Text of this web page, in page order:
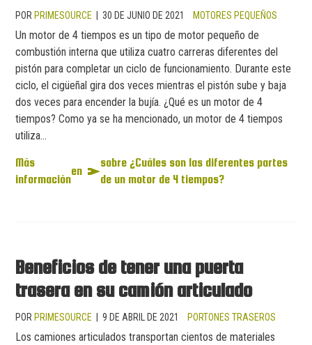
POR PRIMESOURCE 30 DE JUNIO DE 2021 MOTORES PEQUEÑOS
Un motor de 4 tiempos es un tipo de motor pequeño de
combustión interna que utiliza cuatro carreras diferentes del
pistón para completar un ciclo de funcionamiento. Durante este
ciclo, el cigüeñal gira dos veces mientras el pistón sube y baja
dos veces para encender la bujía. ¿Qué es un motor de 4
tiempos? Como ya se ha mencionado, un motor de 4 tiempos
utiliza...
Más
información
en
sobre ¿Cuáles son las diferentes partes
de un motor de 4 tiempos?
Beneficios de tener una puerta
trasera en su camión articulado
POR PRIMESOURCE 9 DE ABRIL DE 2021 PORTONES TRASEROS
Los camiones articulados transportan cientos de materiales